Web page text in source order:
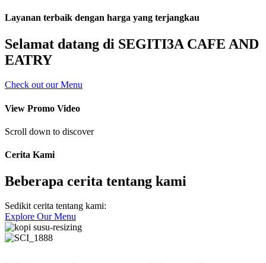
Layanan terbaik dengan harga yang terjangkau
Selamat datang di SEGITI3A CAFE AND
EATRY
Check out our Menu
View Promo Video
Scroll down to discover
Cerita Kami
Beberapa cerita tentang kami
Sedikit cerita tentang kami:
Explore Our Menu